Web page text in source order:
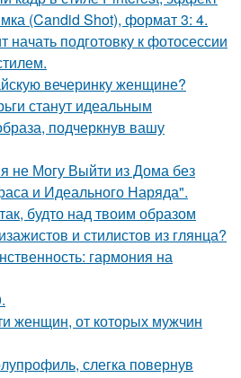
(Candid Shot), формат 3: 4.
начать подготовку к фотосессии
вечеринку женщине?
станут идеальным
подчеркнув вашу
не Могу Выйти из Дома без
и Идеального Наряда".
будто над твоим образом
и стилистов из глянца?
гармония на
женщин, от которых мужчин
слегка повернув